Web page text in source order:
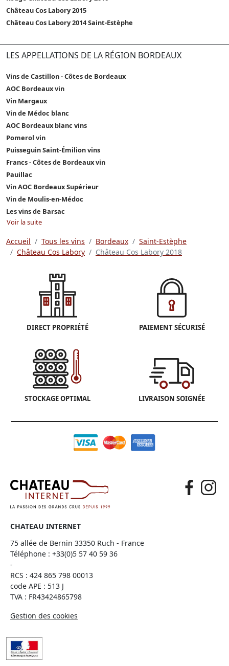
Château Cos Labory 2015
Château Cos Labory 2014 Saint-Estèphe
LES APPELLATIONS DE LA RÉGION BORDEAUX
Vins de Castillon - Côtes de Bordeaux
AOC Bordeaux vin
Vin Margaux
Vin de Médoc blanc
AOC Bordeaux blanc vins
Pomerol vin
Puisseguin Saint-Émilion vins
Francs - Côtes de Bordeaux vin
Pauillac
Vin AOC Bordeaux Supérieur
Vin de Moulis-en-Médoc
Les vins de Barsac
Voir la suite
Accueil Tous les vins Bordeaux
Saint-Estèphe
Château Cos Labory
Château Cos Labory 2018
DIRECT PROPRIÉTÉ PAIEMENT SÉCURISÉ
STOCKAGE OPTIMAL LIVRAISON SOIGNÉE
CHATEAU INTERNET
75 allée de Bernin 33350 Ruch - France
Téléphone : +33(0)5 57 40 59 36
-
RCS : 424 865 798 00013
code APE : 513 J
TVA : FR43424865798
Gestion des cookies